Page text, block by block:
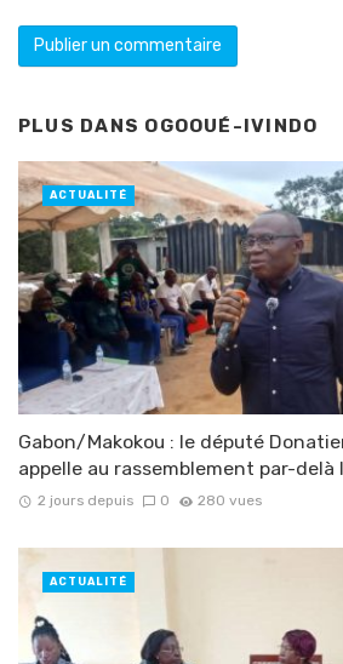
PLUS DANS OGOOUÉ-IVINDO
Gabon/Makokou : le député
appelle au rassemblement par-delà
2 jours depuis 0 280 vues
ACTUALITÉ
ACTUALITÉ